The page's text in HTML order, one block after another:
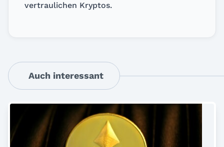
vertraulichen Kryptos.
Auch interessant